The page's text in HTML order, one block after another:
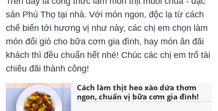
sản Phú Thọ tại nhà. Với món ngon, độc lạ từ cách
chế biến tới hương vị như này, các chị em chọn làm
món đổi gió cho bữa cơm gia đình, hay món ăn đãi
khách thì đều chuẩn hết nhé! Chúc các chị em trổ tài
chiêu đãi thành công!
Cách làm thịt heo xào dứa thơm
ngon, chuẩn vị bữa cơm gia đình!